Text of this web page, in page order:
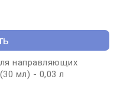
направляющих
мл) - 0,03 л